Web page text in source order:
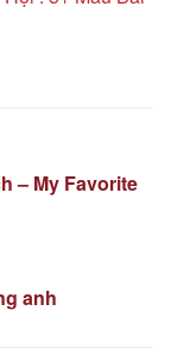
– My Favorite
anh